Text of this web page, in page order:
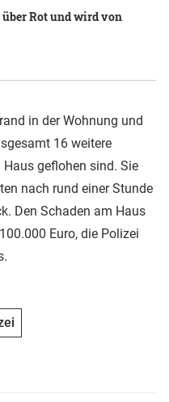
Rot und wird von
in der Wohnung und
16 weitere
geflohen sind. Sie
nach rund einer Stunde
Den Schaden am Haus
Euro, die Polizei